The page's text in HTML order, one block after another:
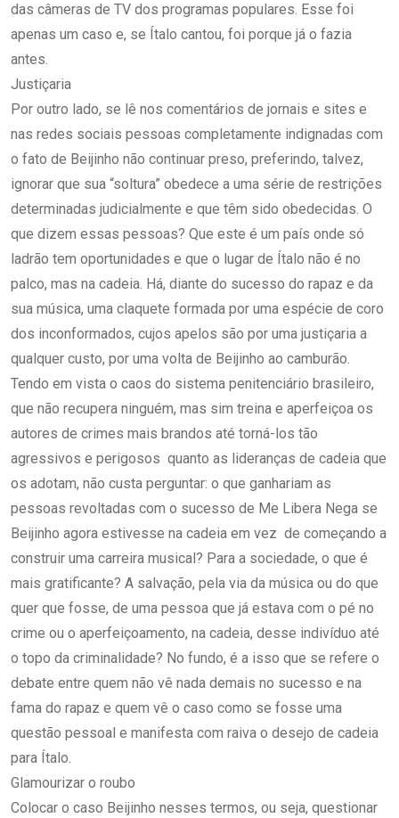
das câmeras de TV dos programas populares. Esse foi
apenas um caso e, se Ítalo cantou, foi porque já o fazia
antes.
Justiçaria
Por outro lado, se lê nos comentários de jornais e sites e
nas redes sociais pessoas completamente indignadas com
o fato de Beijinho não continuar preso, preferindo, talvez,
ignorar que sua “soltura” obedece a uma série de restrições
determinadas judicialmente e que têm sido obedecidas. O
que dizem essas pessoas? Que este é um país onde só
ladrão tem oportunidades e que o lugar de Ítalo não é no
palco, mas na cadeia. Há, diante do sucesso do rapaz e da
sua música, uma claquete formada por uma espécie de coro
dos inconformados, cujos apelos são por uma justiçaria a
qualquer custo, por uma volta de Beijinho ao camburão.
Tendo em vista o caos do sistema penitenciário brasileiro,
que não recupera ninguém, mas sim treina e aperfeiçoa os
autores de crimes mais brandos até torná-los tão
agressivos e perigosos quanto as lideranças de cadeia que
os adotam, não custa perguntar: o que ganhariam as
pessoas revoltadas com o sucesso de Me Libera Nega se
Beijinho agora estivesse na cadeia em vez de começando a
construir uma carreira musical? Para a sociedade, o que é
mais gratificante? A salvação, pela via da música ou do que
quer que fosse, de uma pessoa que já estava com o pé no
crime ou o aperfeiçoamento, na cadeia, desse indivíduo até
o topo da criminalidade? No fundo, é a isso que se refere o
debate entre quem não vê nada demais no sucesso e na
fama do rapaz e quem vê o caso como se fosse uma
questão pessoal e manifesta com raiva o desejo de cadeia
para Ítalo.
Glamourizar o roubo
Colocar o caso Beijinho nesses termos, ou seja, questionar